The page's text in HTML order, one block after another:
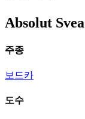
Absolut Svea
주종
보드카
도수